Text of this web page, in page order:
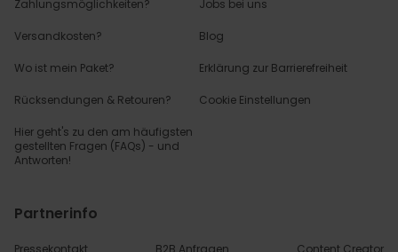
Zahlungsmöglichkeiten?
Versandkosten?
Wo ist mein Paket?
Rücksendungen & Retouren?
Hier geht's zu den am häufigsten
gestellten Fragen (FAQs) - und
Antworten!
Jobs bei uns
Blog
Erklärung zur Barrierefreiheit
Cookie Einstellungen
Partnerinfo